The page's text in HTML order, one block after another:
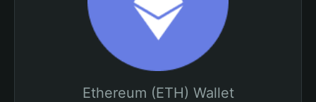
Ethereum (ETH) Wallet